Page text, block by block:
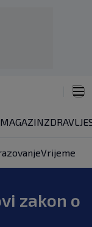
MAGAZINZDRAVLJE
Vrijeme
zakon o